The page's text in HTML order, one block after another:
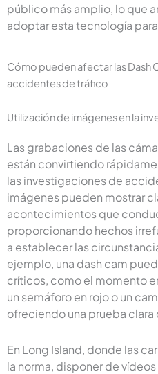
público más amplio, lo que
adoptar esta tecnología
Cómo pueden afectar las Dash
accidentes de tráfico
Utilización de imágenes en la
Las grabaciones de las
están convirtiendo
las investigaciones de
imágenes pueden mostrar
acontecimientos que
proporcionando hechos
a establecer las
ejemplo, una dash cam
críticos, como el momento
un semáforo en rojo o un
ofreciendo una prueba clara
En Long Island, donde las
la norma, disponer de